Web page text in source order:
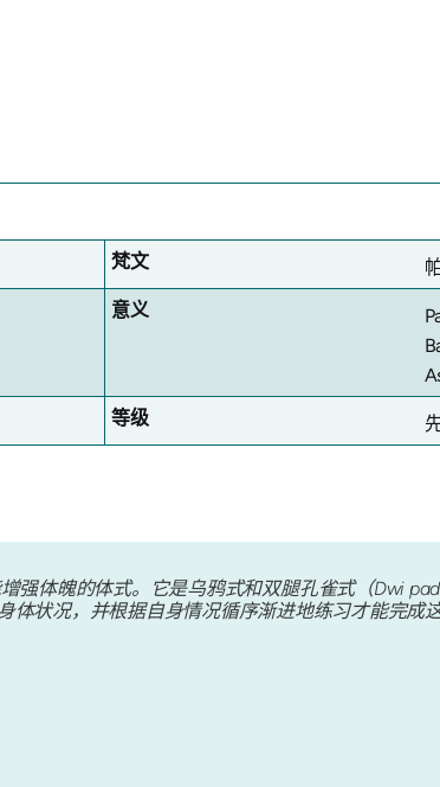
梵文
意义
等级
强体魄的体式。它是乌鸦式和双腿孔雀式（Dwi
体状况，并根据自身情况循序渐进地练习才能完成